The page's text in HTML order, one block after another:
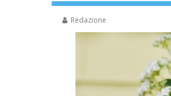
Redazione